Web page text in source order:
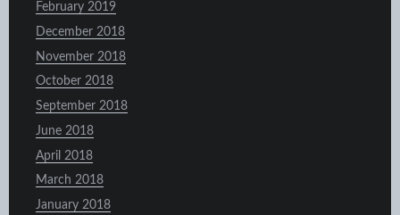
February 2019
December 2018
November 2018
October 2018
September 2018
June 2018
April 2018
March 2018
January 2018